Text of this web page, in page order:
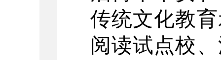
传统文化教
阅读试点校